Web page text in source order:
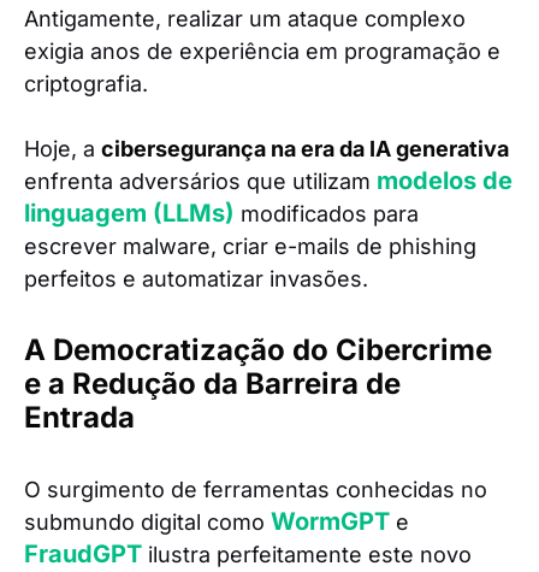
Antigamente, realizar um ataque complexo
exigia anos de experiência em programação e
criptografia.
Hoje, a cibersegurança na era da IA generativa
enfrenta adversários que utilizam modelos de
linguagem (LLMs) modificados para
escrever malware, criar e-mails de phishing
perfeitos e automatizar invasões.
A Democratização do Cibercrime
e a Redução da Barreira de
Entrada
O surgimento de ferramentas conhecidas no
submundo digital como WormGPT e
FraudGPT ilustra perfeitamente este novo